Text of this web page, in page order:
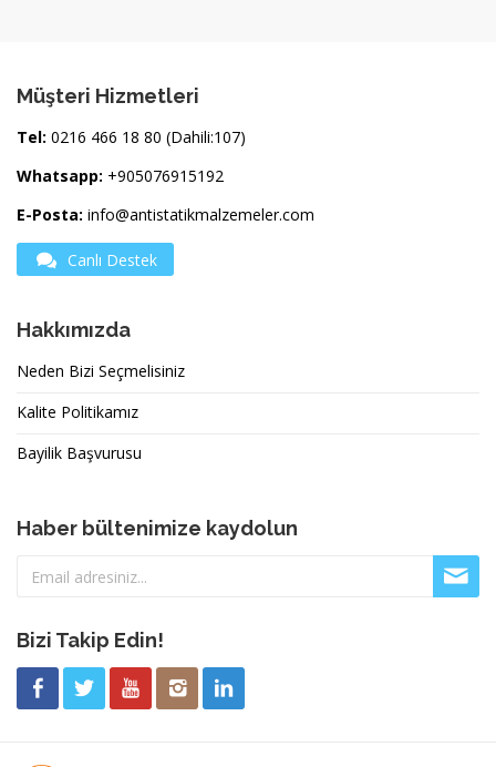
Müşteri Hizmetleri
Tel: 0216 466 18 80 (Dahili:107)
Whatsapp: +905076915192
E-Posta: info@antistatikmalzemeler.com
Canlı Destek
Hakkımızda
Neden Bizi Seçmelisiniz
Kalite Politikamız
Bayilik Başvurusu
Haber bültenimize kaydolun
Bizi Takip Edin!